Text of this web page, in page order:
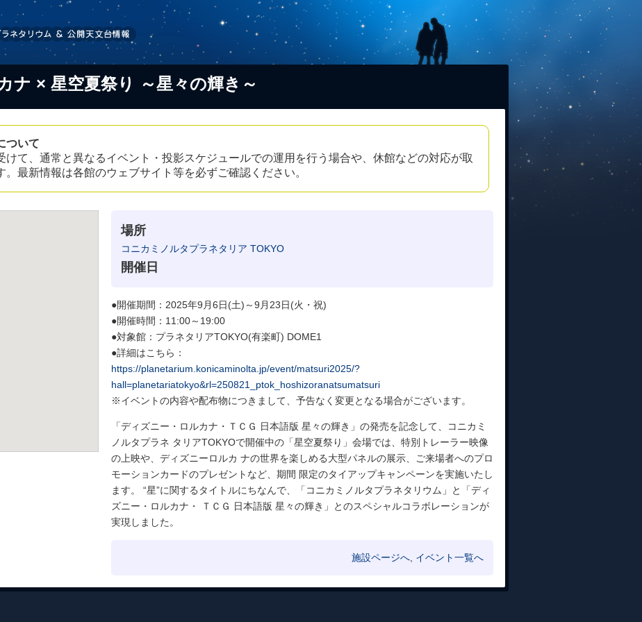
ナ × 星空夏祭り ～星々の輝き～
ついて
けて、通常と異なるイベント・投影スケジュールでの運用を行う場合や、休館などの対応が取
。最新情報は各館のウェブサイト等を必ずご確認ください。
場所
コニカミノルタプラネタリア TOKYO
開催日
●開催期間：2025年9月6日(土)～9月23日(火・祝)
●開催時間：11:00～19:00
●対象館：プラネタリアTOKYO(有楽町) DOME1
●詳細はこちら：
https://planetarium.konicaminolta.jp/event/matsuri2025/?
hall=planetariatokyo&rl=250821_ptok_hoshizoranatsumatsuri
※イベントの内容や配布物につきまして、予告なく変更となる場合がございます。
「ディズニー・ロルカナ・ＴＣＧ 日本語版 星々の輝き」の発売を記念して、コニカミ
ノルタプラネ タリアTOKYOで開催中の「星空夏祭り」会場では、特別トレーラー映像
の上映や、ディズニーロルカ ナの世界を楽しめる大型パネルの展示、ご来場者へのプロ
モーションカードのプレゼントなど、期間 限定のタイアップキャンペーンを実施いたし
ます。 “星”に関するタイトルにちなんで、「コニカミノルタプラネタリウム」と「ディ
ズニー・ロルカナ・ ＴＣＧ 日本語版 星々の輝き」とのスペシャルコラボレーションが
実現しました。
施設ページへ イベント一覧へ